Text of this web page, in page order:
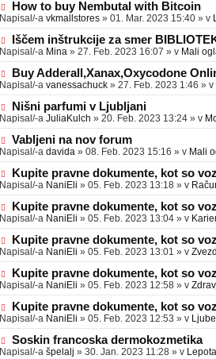
e
a
v
e
e
o
b
a
v
e
N
o
v
e
o
b
a
v
e
How to buy Nembutal with Bitcoin
Napisal/-a vkmallstores » 01. Mar. 2023 15:40 » v
N
o
v
e
o
b
a
v
e
Iščem inštrukcije za smer
Napisal/-a Mina » 27. Feb. 2023 16:07 » v Mali
N
o
v
e
o
b
a
v
e
Buy Adderall,Xanax,Oxycodone
Napisal/-a vanessachuck » 27. Feb. 2023 1:46 » v
N
o
v
e
o
b
a
v
e
Nišni parfumi v Ljubljani
Napisal/-a JuliaKulch » 20. Feb. 2023 13:24 » v
N
o
v
e
o
b
a
v
e
Vabljeni na nov forum
Napisal/-a davida » 08. Feb. 2023 15:16 » v Mali
N
o
v
e
o
b
a
v
e
Kupite pravne dokumente, kot so
Napisal/-a NaniEli » 05. Feb. 2023 13:18 » v
N
o
v
e
o
b
a
v
e
Kupite pravne dokumente, kot so
Napisal/-a NaniEli » 05. Feb. 2023 13:04 » v
N
o
v
e
o
b
a
v
e
Kupite pravne dokumente, kot so
Napisal/-a NaniEli » 05. Feb. 2023 13:01 » v
N
o
v
e
o
b
a
Kupite pravne dokumente, kot so
Napisal/-a NaniEli » 05. Feb. 2023 12:58 » v
N
o
v
e
o
Kupite pravne dokumente, kot so
Napisal/-a NaniEli » 05. Feb. 2023 12:53 » v
N
o
Soskin francoska dermokozmetika
Napisal/-a špelalj » 30. Jan. 2023 11:28 » v Lepota